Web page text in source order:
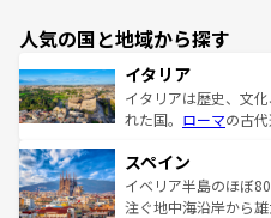
人気の国と地域から探す
イタリア
イタリアは歴史、文
れた国。 ローマの古
ろん、トスカーナの
景など、自然景観も
ピザやパスタなど、
スペイン
イベリア半島のほぼ
注ぐ地中海沿岸から